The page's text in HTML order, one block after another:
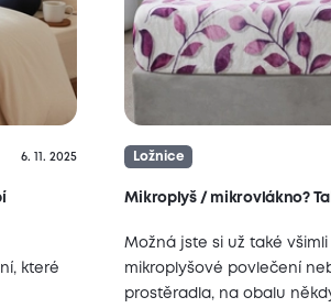
6. 11. 2025
které
Ložnice
Mikroplyš / mikrovlákno?
Možná jste si už také
mikroplyšové povlečení
prostěradla, na obalu